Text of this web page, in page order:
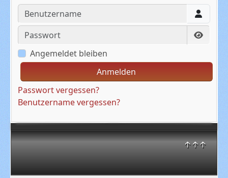
↑↑↑
Benutzername
Passwort
Angemeldet bleiben
Anmelden
Passwort vergessen?
Benutzername vergessen?